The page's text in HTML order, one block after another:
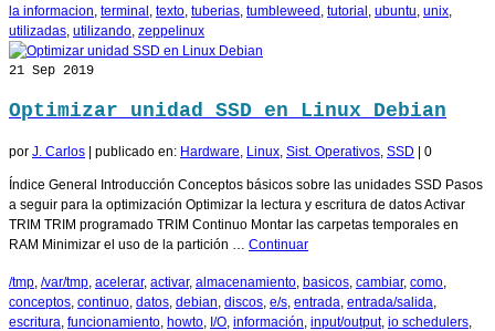
la informacion, terminal , texto, tuberias, tumbleweed , tutorial , ubuntu, unix,
utilizadas, utilizando, zeppelinux
21 Sep 2019
Optimizar unidad SSD en Linux Debian
por J. Carlos | publicado en: Hardware Linux Sist. Operativos SSD | 0
Índice General Introducción Conceptos básicos sobre las unidades SSD Pasos
a seguir para la optimización Optimizar la lectura y escritura de datos Activar
TRIM TRIM programado TRIM Continuo Montar las carpetas temporales en
RAM Minimizar el uso de la partición … Continuar
/tmp /var/tmp acelerar, activar, almacenamiento basicos cambiar, como
conceptos continuo datos debian discos e/s entrada entrada/salida
escritura funcionamiento howto I/O información input/output, io schedulers